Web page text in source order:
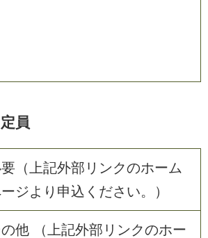
員
（上記外部リンクのホーム
ジより申込ください。）
他 （上記外部リンクのホー